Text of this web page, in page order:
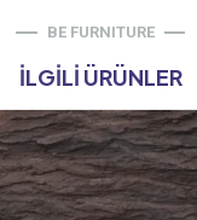
BE FURNITURE
İLGILI ÜRÜNLER